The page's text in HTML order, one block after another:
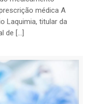
médica A
Laquimia, titular da
de […]